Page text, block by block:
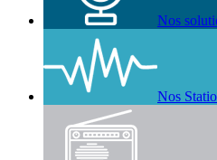
Nos
Nos